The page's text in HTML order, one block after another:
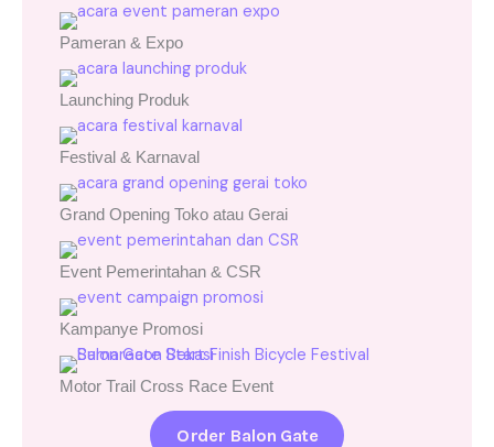
Pameran & Expo
Launching Produk
Festival & Karnaval
Grand Opening Toko atau Gerai
Event Pemerintahan & CSR
Kampanye Promosi
Motor Trail Cross Race Event
Order Balon Gate